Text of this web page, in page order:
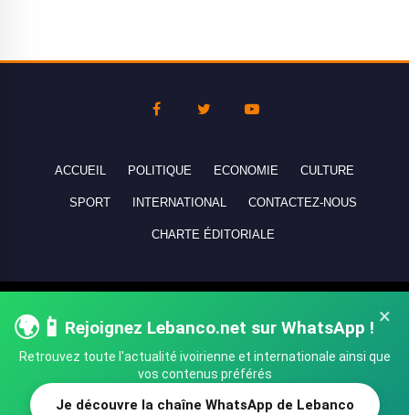
×
🌍📱 Rejoignez Lebanco.net sur WhatsApp !
Retrouvez toute l'actualité ivoirienne et internationale ainsi que
vos contenus préférés
Je découvre la chaîne WhatsApp de Lebanco
ACCUEIL POLITIQUE ECONOMIE CULTURE
SPORT INTERNATIONAL CONTACTEZ-NOUS
CHARTE ÉDITORIALE
réservés - All rights reserved.